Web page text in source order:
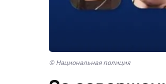
© Национальная полиция